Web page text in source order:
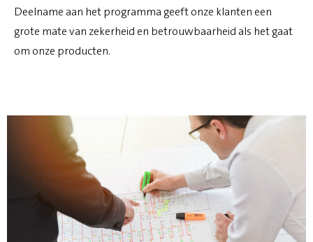
Deelname aan het programma geeft onze klanten een
grote mate van zekerheid en betrouwbaarheid als het gaat
om onze producten.